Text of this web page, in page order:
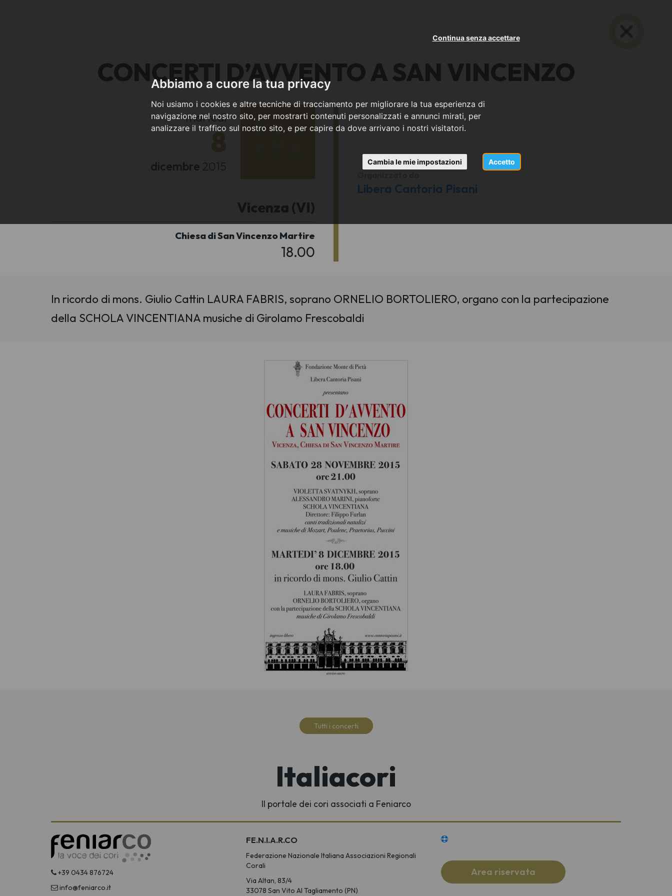
Abbiamo a cuore la tua privacy
Noi usiamo i cookies e altre tecniche di tracciamento per migliorare la tua esperienza di
navigazione nel nostro sito, per mostrarti contenuti personalizzati e annunci mirati, per
analizzare il traffico sul nostro sito, e per capire da dove arrivano i nostri visitatori.
Accetto
Continua senza accettare
Cambia le mie impostazioni
CONCERTI D’AVVENTO A SAN VINCENZO
martedì
8
dicembre 2015
Vicenza (VI)
Chiesa di San Vincenzo Martire
18.00
Libera Cantoria Pisani
In ricordo di mons. Giulio Cattin LAURA FABRIS, soprano ORNELIO BORTOLIERO, organo con la partecipazione
della SCHOLA VINCENTIANA musiche di Girolamo Frescobaldi
Tutti i concerti
Italiacori
Il portale dei cori associati a Feniarco
+39 0434 876724
info@feniarco.it
FE.N.I.A.R.CO
Federazione Nazionale Italiana Associazioni Regionali
Corali
Via Altan, 83/4
33078 San Vito Al Tagliamento (PN)
Area riservata